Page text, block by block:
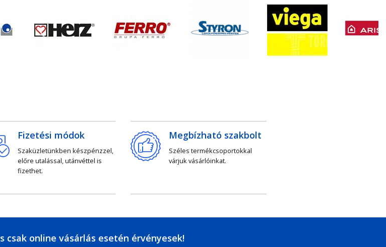
Fizetési módok
Szaküzletünkben készpénzzel,
előre utalással, utánvéttel is
fizethet.
Megbízható szakbolt
Széles termékcsoportokkal
várjuk vásárlóinkat.
csak online vásárlás esetén érvényesek!